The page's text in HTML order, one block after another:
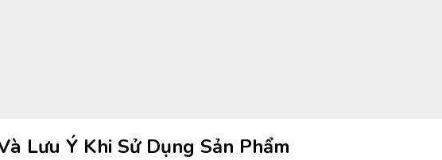
Lưu Ý Khi Sử Dụng Sản Phẩm